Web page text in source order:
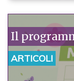
Il
ARTICOLI